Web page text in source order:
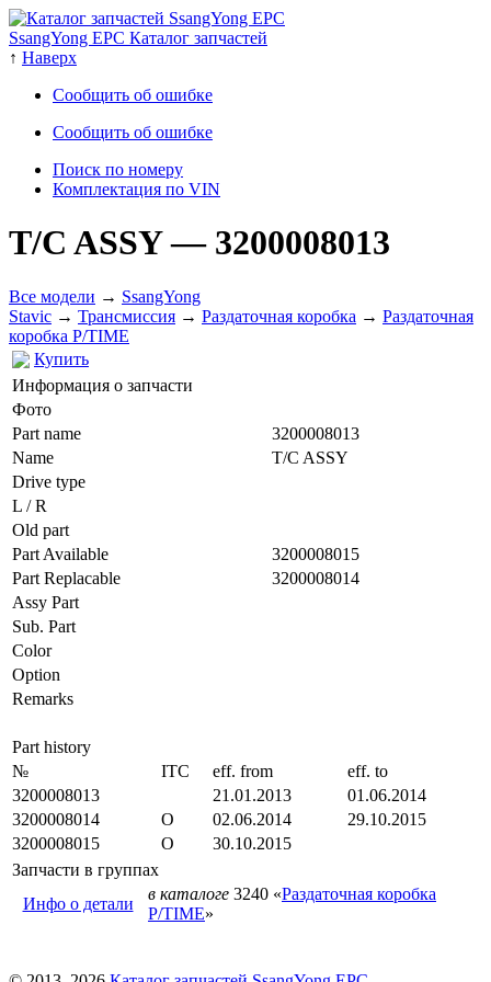
SsangYong EPC Каталог запчастей
↑ Наверх
Сообщить об ошибке
Сообщить об ошибке
Поиск по номеру
Комплектация по VIN
T/C ASSY— 3200008013
Все модели → SsangYong
Stavic → Трансмиссия → Раздаточная коробка → Раздаточная
коробка P/TIME
Купить
Информация о запчасти
Фото
Part name
3200008013
Name
T/C ASSY
Drive type
L / R
Old part
Part Available
3200008015
Part Replacable
3200008014
Assy Part
Sub. Part
Color
Option
Remarks
Part history
№
ITC eff. from
eff. to
3200008013
21.01.2013
01.06.2014
3200008014
O 02.06.2014
29.10.2015
3200008015
O
30.10.2015
Запчасти в группах
Инфо о детали
в каталоге 3240 «Раздаточная коробка
P/TIME»